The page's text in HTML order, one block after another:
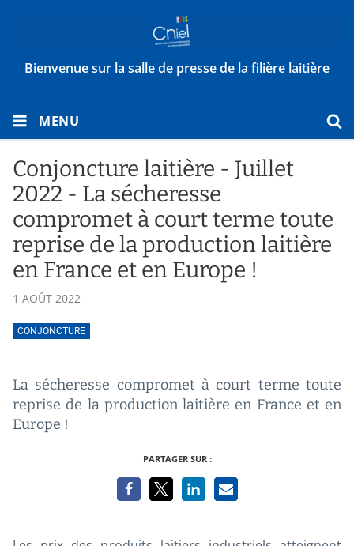
Bienvenue sur la salle de presse de la filière laitière
MENU
Conjoncture laitière - Juillet
2022 - La sécheresse
compromet à court terme toute
reprise de la production laitière
en France et en Europe !
1 AOÛT 2022
CONJONCTURE
La sécheresse compromet à court terme toute
reprise de la production laitière en France et en
Europe !
PARTAGER SUR :